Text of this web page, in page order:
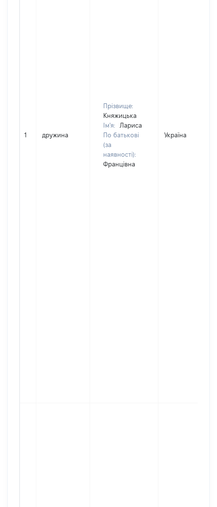
1 дружина
Прізвище:
Княжицька
Ім'я:
Лариса
По батькові
(за
наявності):
Францівна
Україна